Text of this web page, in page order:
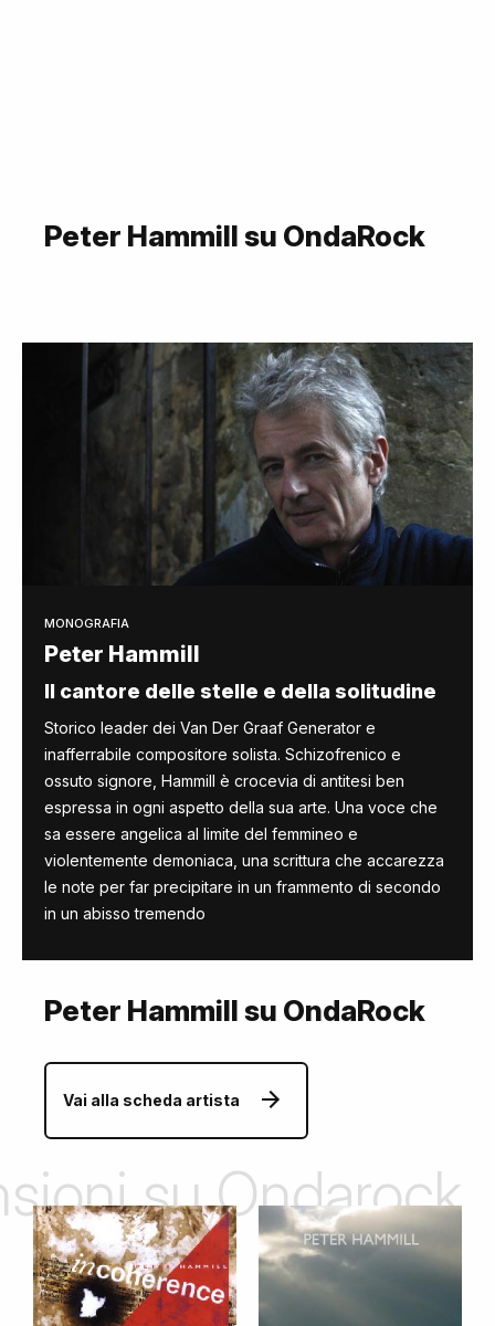
Peter Hammill su OndaRock
MONOGRAFIA
Peter Hammill
Il cantore delle stelle e della solitudine
Storico leader dei Van Der Graaf Generator e
inafferrabile compositore solista. Schizofrenico e
ossuto signore, Hammill è crocevia di antitesi ben
espressa in ogni aspetto della sua arte. Una voce che
sa essere angelica al limite del femmineo e
violentemente demoniaca, una scrittura che accarezza
le note per far precipitare in un frammento di secondo
in un abisso tremendo
Peter Hammill su OndaRock
Vai alla scheda artista
su Ondarock